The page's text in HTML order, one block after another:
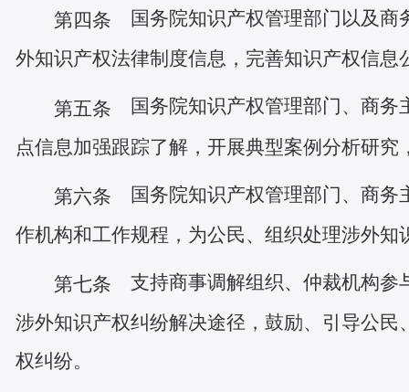
第四条 国务院知识产权管理部门以及商
外知识产权法律制度信息，完善知识产权信
第五条 国务院知识产权管理部门、商务
点信息加强跟踪了解，开展典型案例分析研
第六条 国务院知识产权管理部门、商务
作机构和工作规程，为公民、组织处理涉外
第七条 支持商事调解组织、仲裁机构参
涉外知识产权纠纷解决途径，鼓励、引导公
权纠纷。